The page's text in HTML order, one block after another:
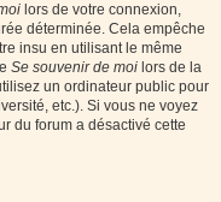
lors de votre connexion,
déterminée. Cela empêche
insu en utilisant le même
Se souvenir de moi lors de la
un ordinateur public pour
etc.). Si vous ne voyez
du forum a désactivé cette